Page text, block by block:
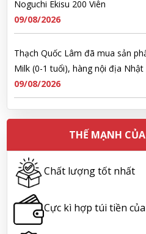
Milk (0-1 tuổi), hàng nội địa Nhật
Ngô Quốc Cường đã mua sản
Milk (0-1 tuổi), hàng nội địa Nhật
Lê Công Hoàng Huy đã mua
não Noguchi Ekisu 200 Viên
09/08/2026
Hoàng Nhật Nam đã mua sản
Soap dạng túi 400ml Nhật Bản
09/08/2026
THẾ MẠNH
Chất lượng tốt nhất
Cực kì hợp túi tiền